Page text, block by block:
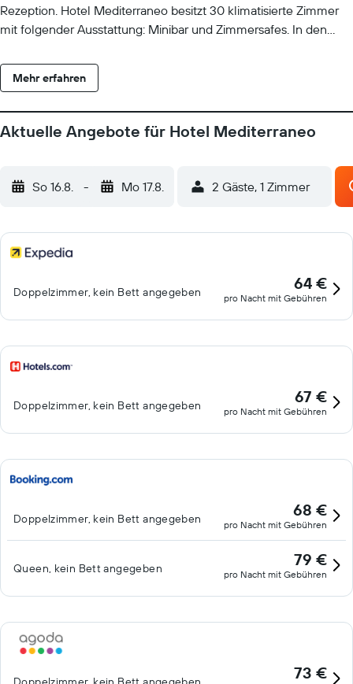
Rezeption. Hotel Mediterraneo besitzt 30 klimatisierte Zimmer
mit folgender Ausstattung: Minibar und Zimmersafes. In den
zur Verfügung. Die Bäder sind wie folgt ausgestattet: Bidets,
kostenlose Toilettenartikel und Haartrockner. Dieses Hotel in
Zugang. Zur Zimmerausstattung gehören Telefone und
Schreibtische. Der Reinigungsservice wird täglich angeboten.
Mehr erfahren
Aktuelle Angebote für Hotel Mediterraneo
So 16.8. - Mo 17.8. 2 Gäste, 1 Zimmer
Doppelzimmer, kein Bett angegeben 64 €
pro Nacht mit Gebühren
Doppelzimmer, kein Bett angegeben 67 €
pro Nacht mit Gebühren
Doppelzimmer, kein Bett angegeben 68 €
pro Nacht mit Gebühren
Queen, kein Bett angegeben 79 €
pro Nacht mit Gebühren
73 €